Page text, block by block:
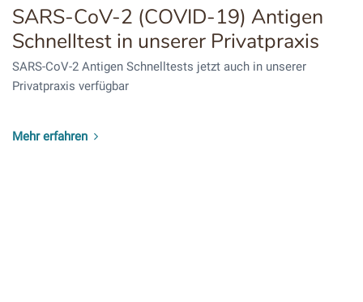
SARS-CoV-2 (COVID-19) Antigen
Schnelltest in unserer Privatpraxis
SARS-CoV-2 Antigen Schnelltests jetzt auch in unserer
Privatpraxis verfügbar
Mehr erfahren